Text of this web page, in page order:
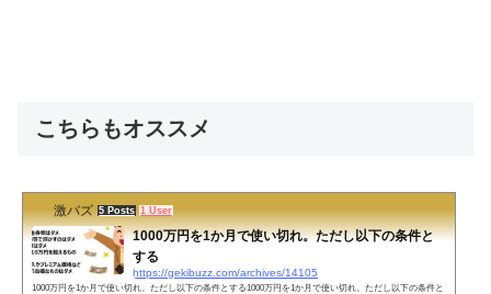
こちらもオススメ
激バズ 5 Posts 1 User
1000万円を1か月で使い切れ。ただし以下の条件と
する
https://gekibuzz.com/archives/14105
1000万円を1か月で使い切れ。ただし以下の条件とする1000万円を1か月で使い切れ。ただし以下の条件と